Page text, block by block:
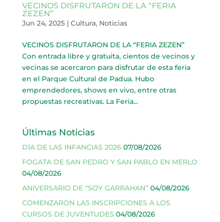
VECINOS DISFRUTARON DE LA “FERIA
ZEZEN”
Jun 24, 2025| Cultura, Noticias
VECINOS DISFRUTARON DE LA “FERIA ZEZEN”
Con entrada libre y gratuita, cientos de vecinos y
vecinas se acercaron para disfrutar de esta feria
en el Parque Cultural de Padua. Hubo
emprendedores, shows en vivo, entre otras
propuestas recreativas. La Feria...
Últimas Noticias
DÍA DE LAS INFANCIAS 2026 07/08/2026
FOGATA DE SAN PEDRO Y SAN PABLO EN MERLO
04/08/2026
ANIVERSARIO DE “SOY GARRAHAN” 04/08/2026
COMENZARON LAS INSCRIPCIONES A LOS
CURSOS DE JUVENTUDES 04/08/2026